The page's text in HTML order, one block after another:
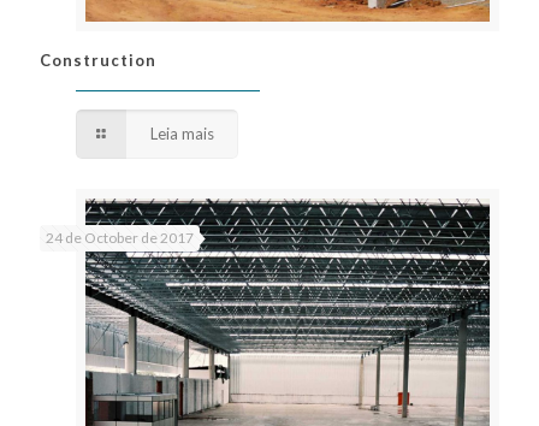
Construction
Leia mais
24 de October de 2017